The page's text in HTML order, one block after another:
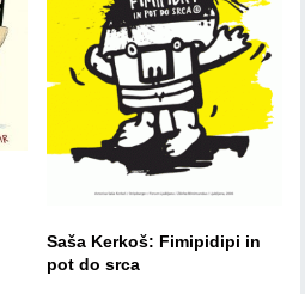
Saša Kerkoš: Fimipidipi in
pot do srca